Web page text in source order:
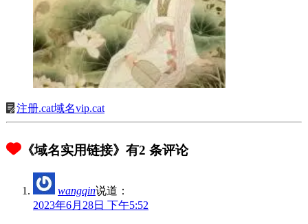
《域名实用链接》有2 条评论
wangqin说道：
2023年6月28日 下午5:52
注册.cat域名vip.cat